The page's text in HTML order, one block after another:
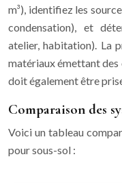
m³), identifiez les
condensation), et
atelier, habitation). La
matériaux émettant
doit également être
Comparaison des
Voici un tableau
pour sous-sol :